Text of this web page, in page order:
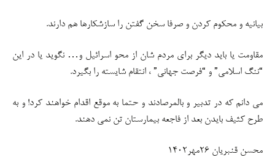
بیانیه و محکوم کردن و صرفا سخن گفتن را سازشکارها هم دارند.
مقاومت یا باید دیگر برای مردم شان از محو اسرائیل و… نگوید یا در این
“ننگ اسلامی” و “فرصت جهانی” ، انتقام شایسته را بگیرد.
می دانم که در تدبیر و بالمرصادند و حتما به موقع اقدام خواهند کرد! و به
طرح کثیف بایدن بعد از فاجعه بیمارستان تن نمی دهند.
محسن قنبریان ۲۶مهر۱۴۰۲